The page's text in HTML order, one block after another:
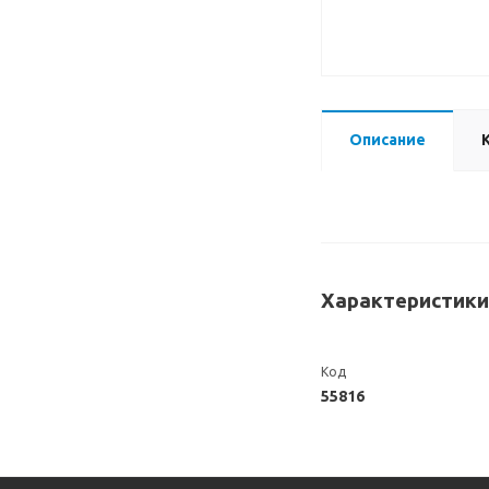
Описание
Характеристики
Код
55816